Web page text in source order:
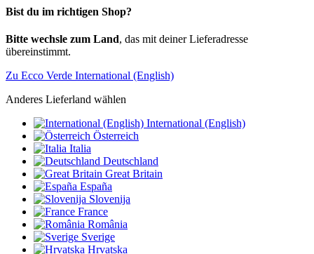
Bist du im richtigen Shop?
Bitte wechsle zum Land, das mit deiner Lieferadresse
übereinstimmt.
Zu Ecco Verde International (English)
Anderes Lieferland wählen
International (English)
Österreich
Italia
Deutschland
Great Britain
España
Slovenija
France
România
Sverige
Hrvatska